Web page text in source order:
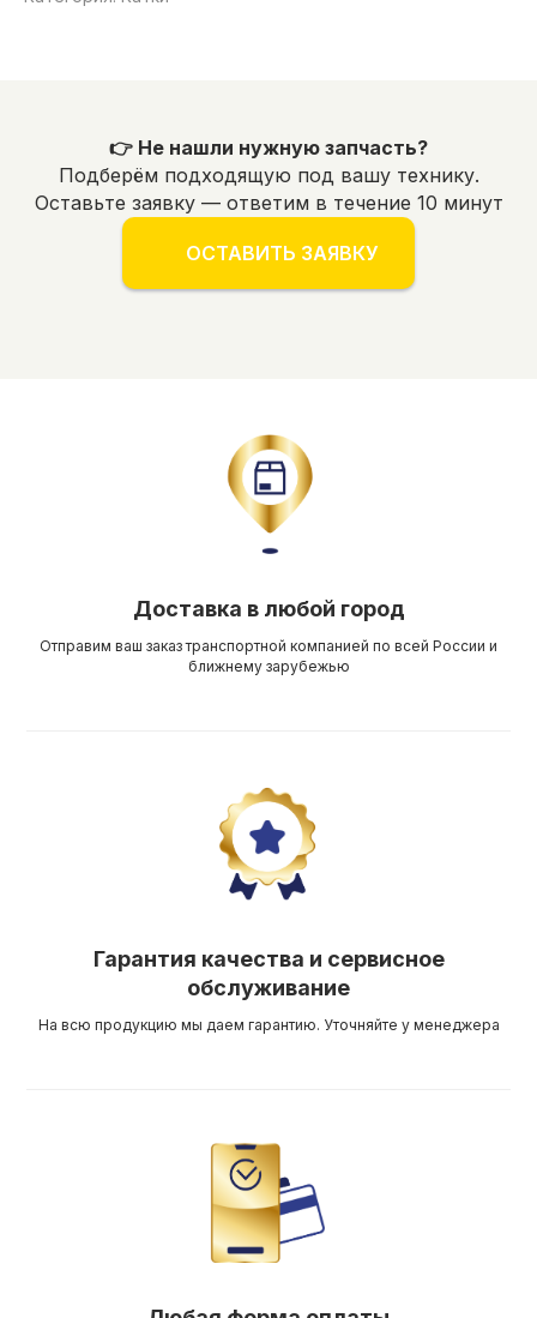
👉 Не нашли нужную запчасть?
Подберём подходящую под вашу технику.
Оставьте заявку — ответим в течение 10 минут
ОСТАВИТЬ ЗАЯВКУ
Доставка в любой город
Отправим ваш заказ транспортной компанией по всей России и
ближнему зарубежью
Гарантия качества и сервисное
обслуживание
На всю продукцию мы даем гарантию. Уточняйте у менеджера